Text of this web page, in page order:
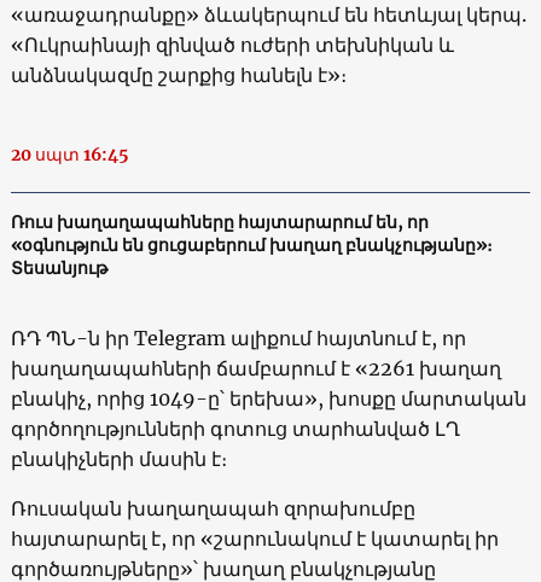
«առաջադրանքը» ձևակերպում են հետևյալ կերպ.
«Ուկրաինայի զինված ուժերի տեխնիկան և
անձնակազմը շարքից հանելն է»։
20 սպտ 16:45
Ռուս խաղաղապահները հայտարարում են, որ
«օգնություն են ցուցաբերում խաղաղ բնակչությանը»։
Տեսանյութ
ՌԴ ՊՆ-ն իր Telegram ալիքում հայտնում է, որ
խաղաղապահների ճամբարում է «2261 խաղաղ
բնակիչ, որից 1049-ը՝ երեխա», խոսքը մարտական
գործողությունների ​​գոտուց տարհանված ԼՂ
բնակիչների մասին է։
Ռուսական խաղաղապահ զորախումբը
հայտարարել է, որ «շարունակում է կատարել իր
գործառույթները»՝ խաղաղ բնակչությանը